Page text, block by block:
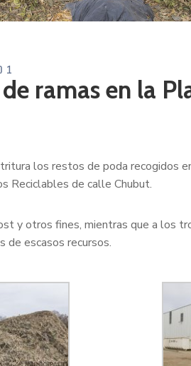
1
ramas en la
los restos de poda recogidos
Reciclables de calle Chubut.
y otros fines, mientras que a los
de escasos recursos.